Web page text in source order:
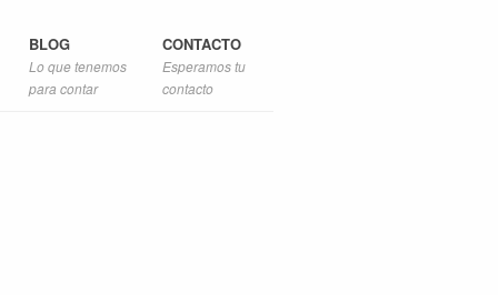
BLOG
Lo que tenemos
para contar
CONTACTO
Esperamos tu
contacto